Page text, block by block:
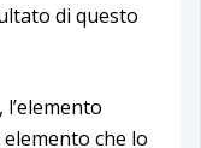
di questo
che lo